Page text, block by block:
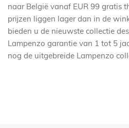
naar België vanaf EUR 99 gratis
prijzen liggen lager dan in de
bieden u de nieuwste collectie
Lampenzo garantie van 1 tot 5
nog de uitgebreide Lampenzo